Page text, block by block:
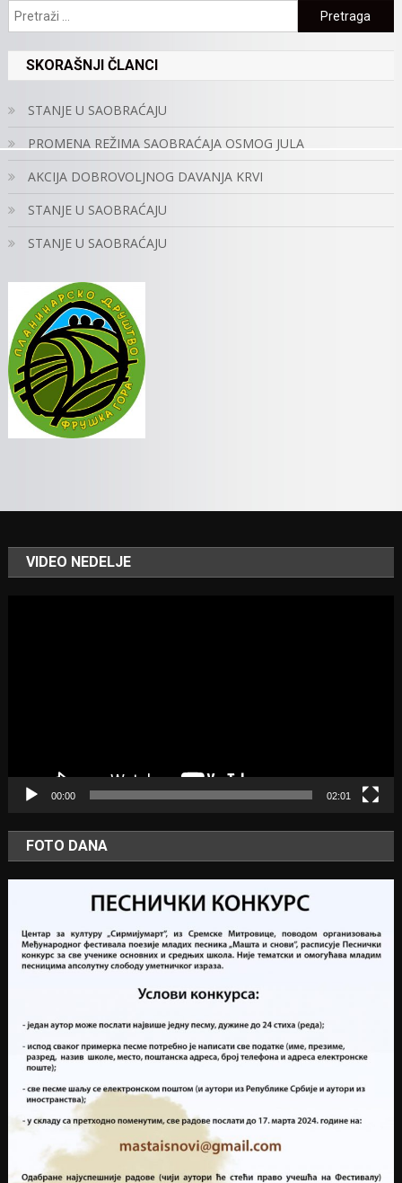
Pretraga:
SKORAŠNJI ČLANCI
STANJE U SAOBRAĆAJU
PROMENA REŽIMA SAOBRAĆAJA OSMOG JULA
AKCIJA DOBROVOLJNOG DAVANJA KRVI
STANJE U SAOBRAĆAJU
STANJE U SAOBRAĆAJU
VIDEO NEDELJE
00:00 02:01
FOTO DANA